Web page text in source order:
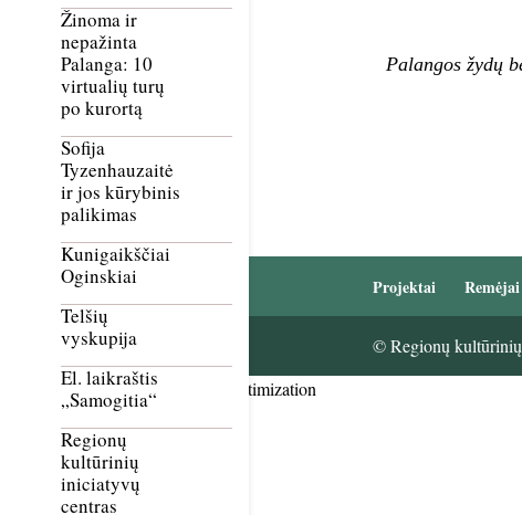
Žinoma ir
nepažinta
Palanga: 10
virtualių turų
po kurortą
Sofija
Tyzenhauzaitė
ir jos kūrybinis
palikimas
Kunigaikščiai
Oginskiai
Telšių
vyskupija
El. laikraštis
„Samogitia“
Regionų
kultūrinių
iniciatyvų
centras
Palangos žydų
Projektai Remėjai
© Regionų
Smush Image Compression and Optimization